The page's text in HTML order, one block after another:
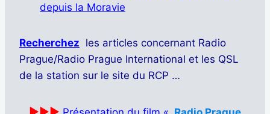
depuis la Moravie
Recherchez les articles concernant Radio
Prague/Radio Prague International et les QSL
de la station sur le site du RCP …